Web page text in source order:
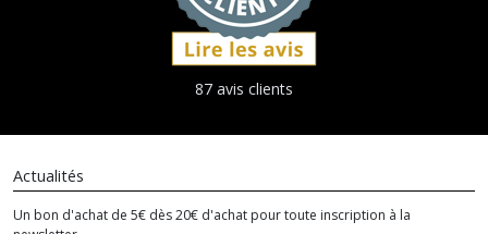
87 avis clients
Actualités
Un bon d'achat de 5€ dès 20€ d'achat pour toute inscription à la